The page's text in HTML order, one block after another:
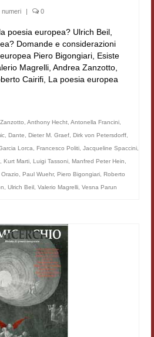
dell’Europa Medievale
Musicum
del ‘200
Archive
numeri | 0
poesia europea? Ulrich Beil,
Domande e considerazioni
Piero Bigongiari, Esiste
Magrelli, Andrea Zanzotto,
Cairifi, La poesia europea
Anthony Hecht Antonella Francini
Dante Dieter M. Graef Dirk von Petersdorff
Lorca Francesco Politi Jacqueline Spaccini
Kurt Marti Luigi Tassoni Manfred Peter Hein
Orazio Paul Wuehr, Piero Bigongiari Roberto
Ulrich Beil Valerio Magrelli Vesna Parun